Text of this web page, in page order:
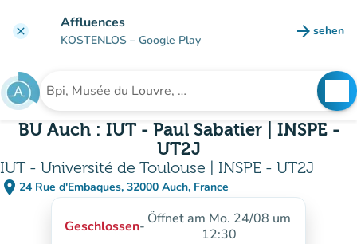
clear Affluences
KOSTENLOS – Google Play arrow_forward sehen
(new
Suche nach einer Einrichtung
BU Auch : IUT - Paul Sabatier | INSPE -
UT2J
IUT - Université de Toulouse | INSPE - UT2J
place 24 Rue d'Embaques, 32000 Auch, France
(in Google Maps öffnen)
(new tab)
Geschlossen- Öffnet am Mo. 24/08 um
12:30